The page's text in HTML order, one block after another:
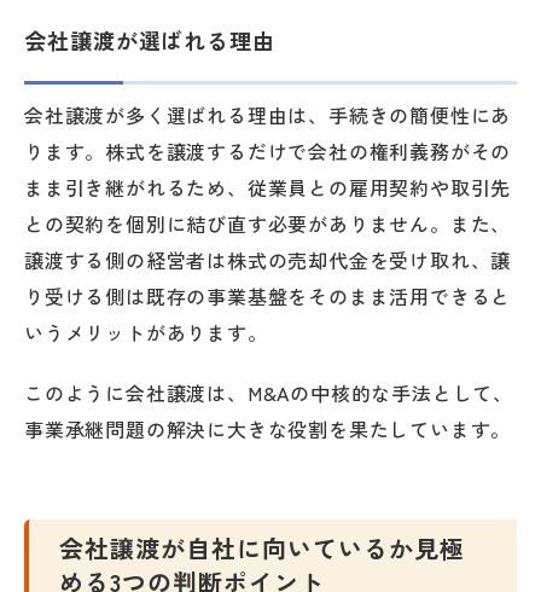
会社譲渡が選ばれる理由
会社譲渡が多く選ばれる理由は、手続きの簡便性にあ
ります。株式を譲渡するだけで会社の権利義務がその
まま引き継がれるため、従業員との雇用契約や取引先
との契約を個別に結び直す必要がありません。また、
譲渡する側の経営者は株式の売却代金を受け取れ、譲
り受ける側は既存の事業基盤をそのまま活用できると
いうメリットがあります。
このように会社譲渡は、M&Aの中核的な手法として、
事業承継問題の解決に大きな役割を果たしています。
会社譲渡が自社に向いているか見極
める3つの判断ポイント